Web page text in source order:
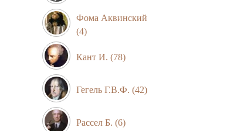
Фома Аквинский
(4)
Кант И. (78)
Гегель Г.В.Ф. (42)
Рассел Б. (6)